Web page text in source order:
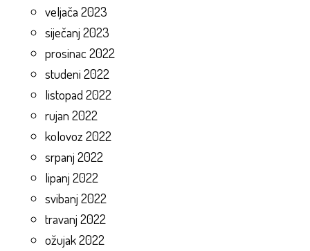
veljača 2023
siječanj 2023
prosinac 2022
studeni 2022
listopad 2022
rujan 2022
kolovoz 2022
srpanj 2022
lipanj 2022
svibanj 2022
travanj 2022
ožujak 2022